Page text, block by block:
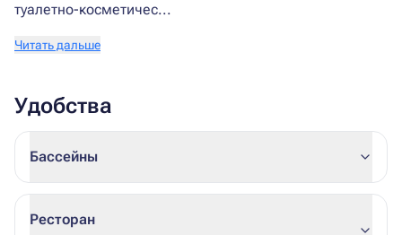
туалетно-косметичес...
Читать дальше
Удобства
Бассейны
Ресторан